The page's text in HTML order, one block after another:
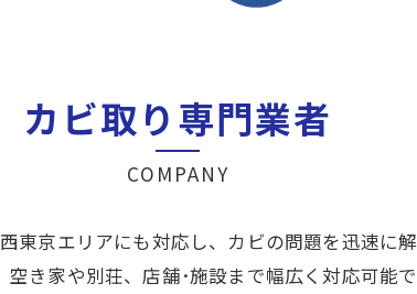
カビ取り専門業者
COMPANY
東京エリアにも対応し、カビの問題を迅速に
き家や別荘、店舗･施設まで幅広く対応可能